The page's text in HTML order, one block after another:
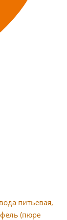
питьевая,
(пюре